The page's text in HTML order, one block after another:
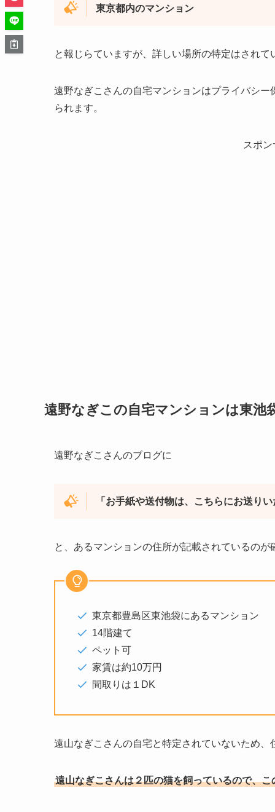
東京都内のマンション
と報じらていますが、詳しい場所の特定はされて
遠野なぎこさんの自宅マンションはプライバシ
られます。
スポ
遠野なぎこの自宅マンションは東池
遠野なぎこさんのブログに
「お手紙や送付物は、こちらにお送り
と、あるマンションの住所が記載されているのが
東京都豊島区東池袋にあるマンション
14階建て
ペット可
家賃は約10万円
間取りは１DK
遠山なぎこさんの自宅と特定されていないため
遠山なぎこさんは２匹の猫を飼っているので、